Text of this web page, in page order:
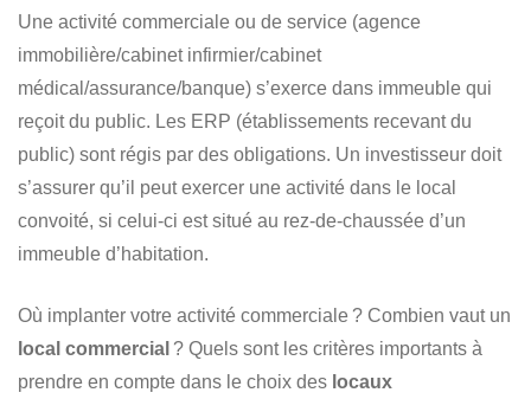
Une activité commerciale ou de service (agence
immobilière/cabinet infirmier/cabinet
médical/assurance/banque) s’exerce dans immeuble qui
reçoit du public. Les ERP (établissements recevant du
public) sont régis par des obligations. Un investisseur doit
s’assurer qu’il peut exercer une activité dans le local
convoité, si celui-ci est situé au rez-de-chaussée d’un
immeuble d’habitation.
Où implanter votre activité commerciale ? Combien vaut un
local commercial ? Quels sont les critères importants à
prendre en compte dans le choix des locaux